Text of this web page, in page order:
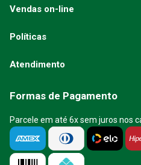
Vendas on-line
Políticas
Atendimento
Formas de Pagamento
Parcele em até 6x sem juros nos